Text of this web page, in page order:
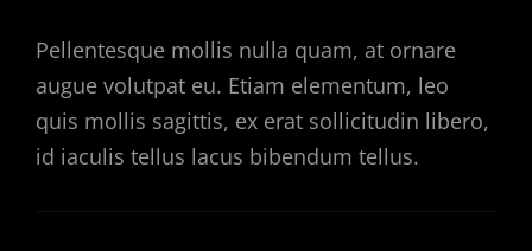
Pellentesque mollis nulla quam, at ornare
augue volutpat eu. Etiam elementum, leo
quis mollis sagittis, ex erat sollicitudin libero,
id iaculis tellus lacus bibendum tellus.